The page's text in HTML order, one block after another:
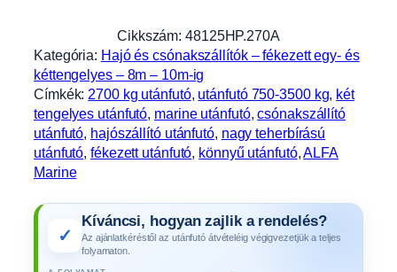
Cikkszám: 48125HP.270A
Kategória: Hajó és csónakszállítók – fékezett egy- és
kéttengelyes – 8m – 10m-ig
Címkék: 2700 kg utánfutó, utánfutó 750-3500 kg, két
tengelyes utánfutó, marine utánfutó, csónakszállító
utánfutó, hajószállító utánfutó, nagy teherbírású
utánfutó, fékezett utánfutó, könnyű utánfutó, ALFA
Marine
✓
Kíváncsi, hogyan zajlik a rendelés?
Az ajánlatkéréstől az utánfutó átvételéig végigvezetjük a teljes
folyamaton.